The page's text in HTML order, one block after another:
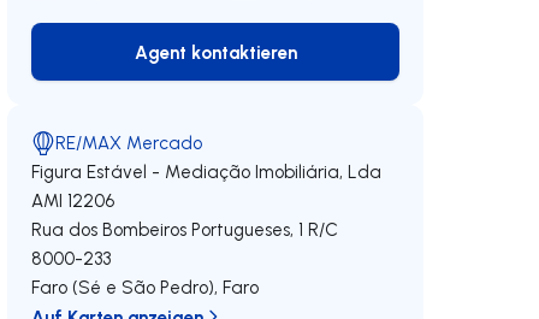
Agent kontaktieren
Agent kontaktieren
RE/MAX Mercado
Figura Estável - Mediação Imobiliária, Lda
AMI 12206
Rua dos Bombeiros Portugueses, 1 R/C
8000-233
Faro (Sé e São Pedro),Faro